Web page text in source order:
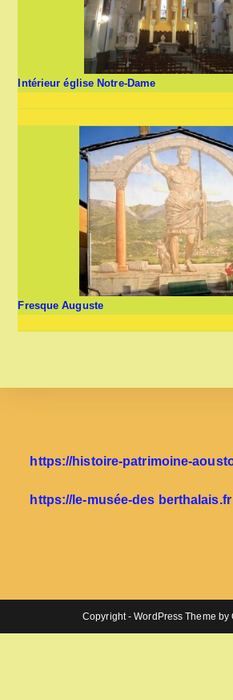
Intérieur église Notre-Dame
Fresque Auguste
https://histoire-patrimoine-
https://le-musée-des berthalais.fr
Copyright - WordPress Theme by